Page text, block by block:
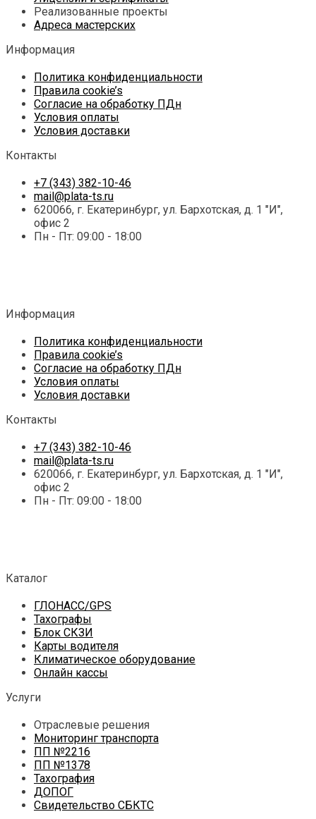
Реализованные проекты
Адреса мастерских
Информация
Политика конфиденциальности
Правила cookie’s
Согласие на обработку ПДн
Условия оплаты
Условия доставки
Контакты
+7 (343) 382-10-46
mail@plata-ts.ru
620066, г. Екатеринбург, ул. Бархотская, д. 1 "И",
офис 2
Пн - Пт: 09:00 - 18:00
Информация
Политика конфиденциальности
Правила cookie’s
Согласие на обработку ПДн
Условия оплаты
Условия доставки
Контакты
+7 (343) 382-10-46
mail@plata-ts.ru
620066, г. Екатеринбург, ул. Бархотская, д. 1 "И",
офис 2
Пн - Пт: 09:00 - 18:00
Каталог
ГЛОНАСС/GPS
Тахографы
Блок СКЗИ
Карты водителя
Климатическое оборудование
Онлайн кассы
Услуги
Отраслевые решения
Мониторинг транспорта
ПП №2216
ПП №1378
Тахография
ДОПОГ
Свидетельство СБКТС